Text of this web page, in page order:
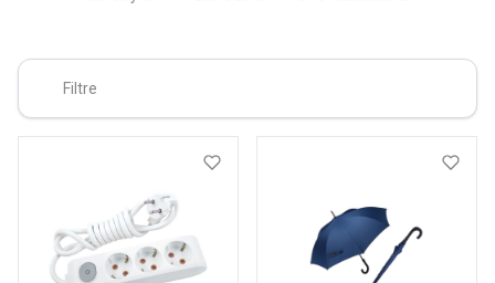
Filtre